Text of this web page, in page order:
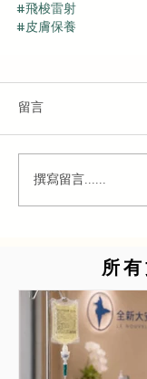
#飛梭雷射
#皮膚保養
留言
撰寫留言......
所